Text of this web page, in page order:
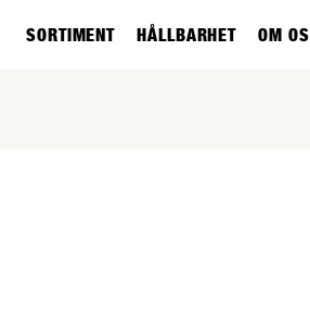
SORTIMENT HÅLLBARHET OM